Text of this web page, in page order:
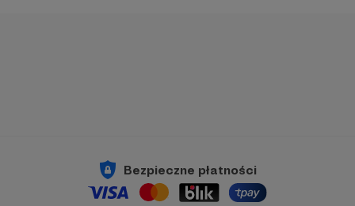
Bezpieczne płatności